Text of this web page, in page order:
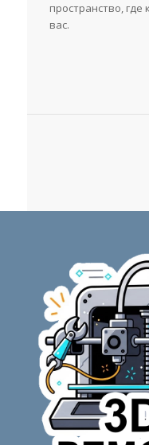
пространство,
вас.